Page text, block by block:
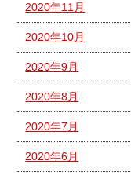
2020年11月
2020年10月
2020年9月
2020年8月
2020年7月
2020年6月